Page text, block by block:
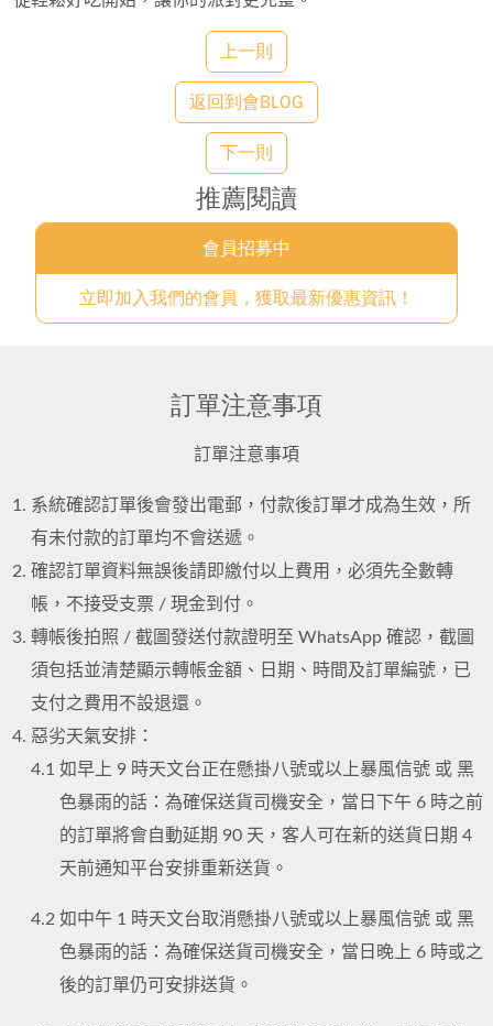
上一則
返回到會BLOG
下一則
推薦閱讀
會員招募中
立即加入我們的會員，獲取最新優惠資訊！
訂單注意事項
訂單注意事項
系統確認訂單後會發出電郵，付款後訂單才成為生效，所
有未付款的訂單均不會送遞。
確認訂單資料無誤後請即繳付以上費用，必須先全數轉
帳，不接受支票 / 現金到付。
轉帳後拍照 / 截圖發送付款證明至 WhatsApp 確認，截圖
須包括並清楚顯示轉帳金額、日期、時間及訂單編號，已
支付之費用不設退還。
惡劣天氣安排：
4.1 如早上 9 時天文台正在懸掛八號或以上暴風信號 或 黑
色暴雨的話：為確保送貨司機安全，當日下午 6 時之前
的訂單將會自動延期 90 天，客人可在新的送貨日期 4
天前通知平台安排重新送貨。
4.2 如中午 1 時天文台取消懸掛八號或以上暴風信號 或 黑
色暴雨的話：為確保送貨司機安全，當日晚上 6 時或之
後的訂單仍可安排送貨。